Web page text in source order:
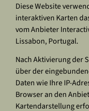
Diese Website
interaktiven Karten
vom Anbieter
Lissabon, Portugal.
Nach Aktivierung der
über der
Daten wie Ihre IP-
Browser an den
Kartendarstellung